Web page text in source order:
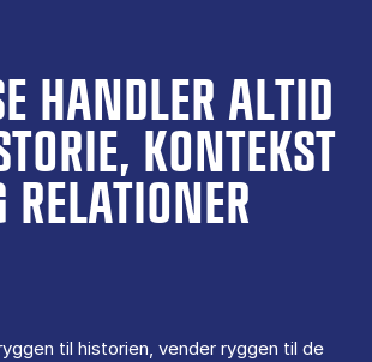
HANDLER ALTID
KONTEKST
RELATIONER
til historien, vender ryggen til de